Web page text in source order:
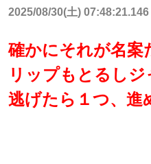
2025/08/30(土)
確かにそれが名案
リップもとるしジ
逃げたら１つ、進